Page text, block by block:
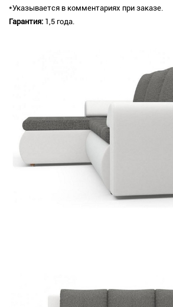
*Указывается в комментариях при заказе.
Гарантия: 1,5 года.